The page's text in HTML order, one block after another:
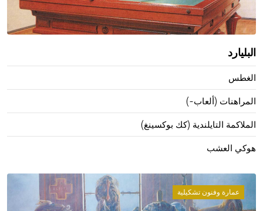
البليارد
الغطس
المراهنات (ألعاب-)
الملاكمة التايلندية (كك بوكسينغ)
هوكي العشب
عمارة وفنون تشكيلية